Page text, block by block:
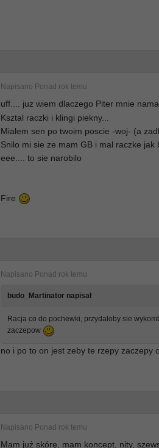
Napisano Ponad rok temu
uff.... juz wiem dlaczego Piter mnie
Ksztal raczki i klingi piekny...
Mialem sen po twoim poscie -woj- (a
Snilo mi sie ze mam GB i mal raczke jak
eee.... to sie narobilo
Fire
Napisano Ponad rok temu
budo_Martinator napisał
Racja co do pochewki, przydaloby sie
zaczepow
no i po to on jest zeby te rzepy zaczepy
Napisano Ponad rok temu
Mam już skórę, mam koncept, nity,